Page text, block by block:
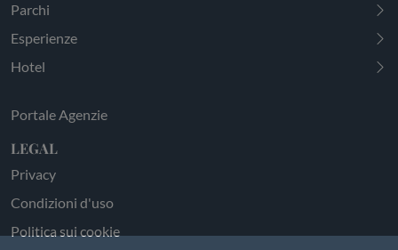
Parchi
Esperienze
Hotel
Portale Agenzie
LEGAL
Privacy
Condizioni d'uso
Politica sui cookie